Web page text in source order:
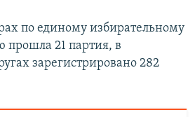
по единому избирательному
прошла 21 партия, в
зарегистрировано 282